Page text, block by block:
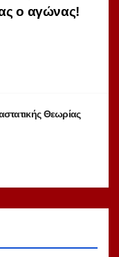
ο αγώνας!
Θεωρίας